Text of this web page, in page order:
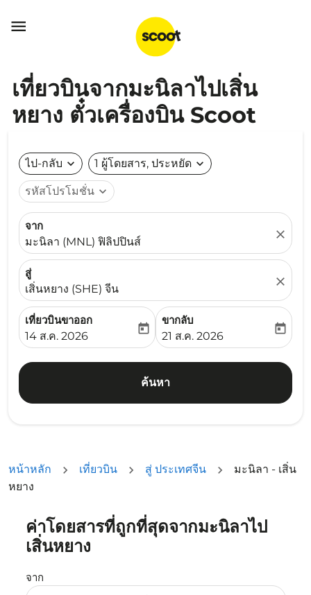

เที่ยวบินจากมะนิลาไปเสิ่น
หยาง ตั๋วเครื่องบิน Scoot
ไป-กลับ expand_more 1 ผู้โดยสาร, ประหยัด expand_more
รหัสโปรโมชั่น expand_more
จาก
มะนิลา (MNL) ฟิลิปปินส์
close
สู่
เสิ่นหยาง (SHE) จีน
close
เที่ยวบินขาออก
fc-booking-departure-date-aria-label
14 ส.ค. 2026
today
ขากลับ
fc-booking-return-date-
21 ส.ค. 2026
today
ค้นหา
หน้าหลัก เที่ยวบิน สู่ ประเทศจีน
มะนิลา - เสิ่น
หยาง
ค่าโดยสารที่ถูกที่สุดจากมะนิลาไป
เสิ่นหยาง
จาก
ลองอัปเดตเส้นทางของคุณ (ต้นทางและ/หรือปลายทาง) หรื